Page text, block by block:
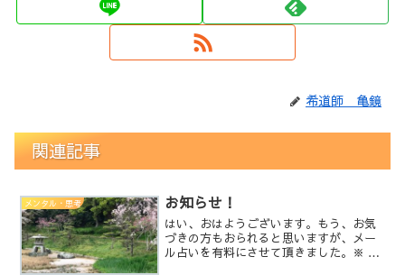
希道師 亀鏡
関連記事
メンタル・思考 お知らせ！
はい、おはようございます。もう、お気
づきの方もおられると思いますが、メー
ル占いを有料にさせて頂きました。※ 7